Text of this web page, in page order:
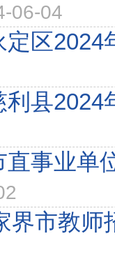
06-04
区2024
县2024
事业单
界市教师